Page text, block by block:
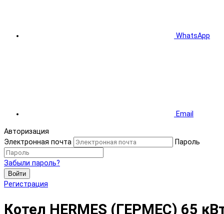
WhatsApp
Email
Авторизация
Электронная почта
Пароль
Забыли пароль?
Войти
Регистрация
Котел HERMES (ГЕРМЕС) 65